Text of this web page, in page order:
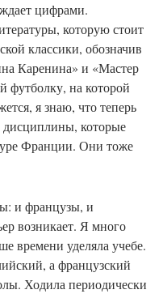
цифрами.
которую стоит
классики, обозначив
Каренина» и «Мастер
футболку, на которой
я знаю, что теперь
дисциплины, которые
Франции. Они тоже
и французы, и
возникает. Я много
времени уделяла учебе.
а французский
Ходила периодически